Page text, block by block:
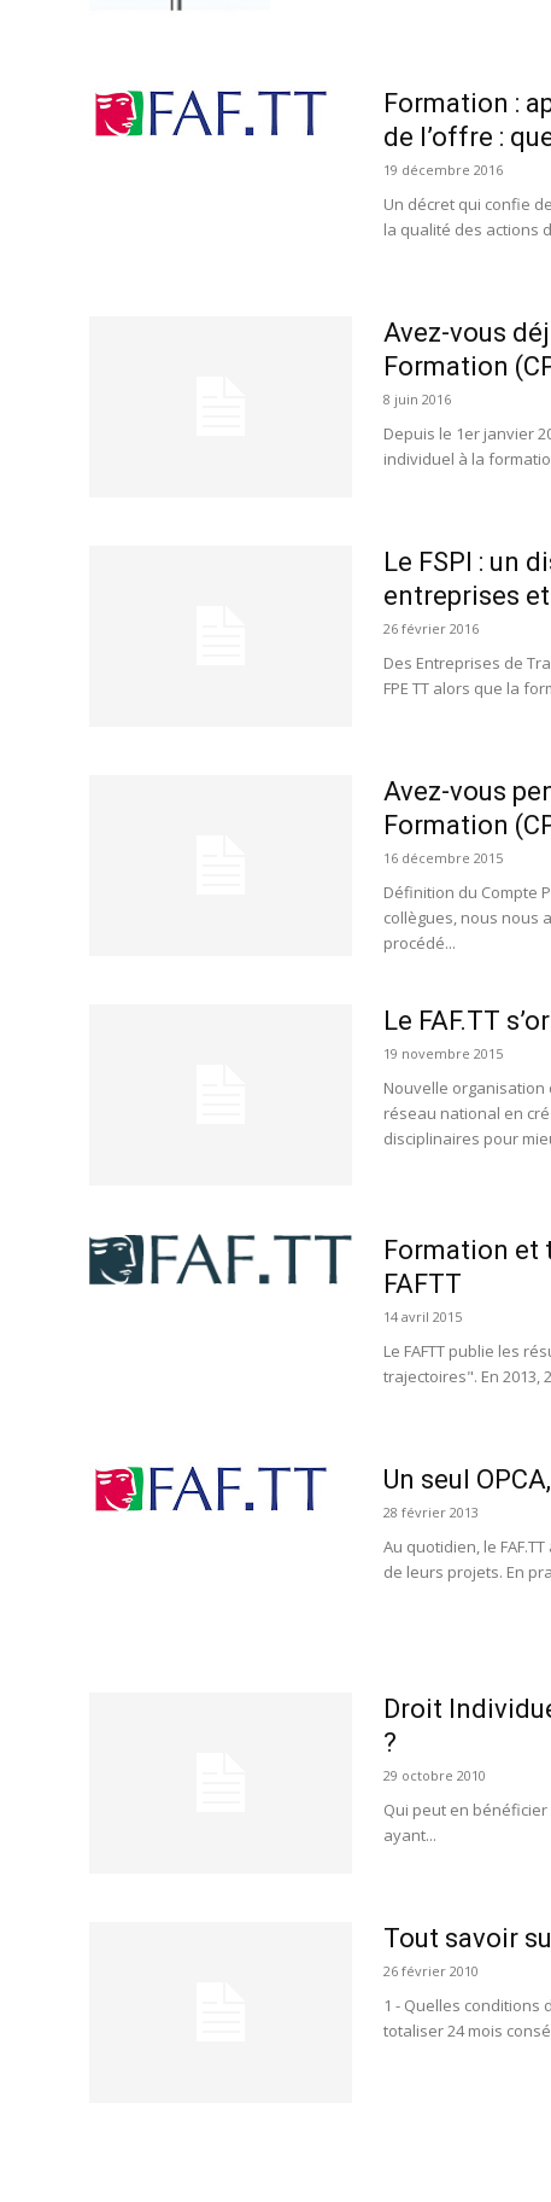
Formation :
de l’offre :
19 décembre 2016
Un décret qui confie
la qualité des actions
Avez-vous
Formation
8 juin 2016
Depuis le 1er janvier
individuel à la
Le FSPI : un
entreprises
26 février 2016
Des Entreprises de
FPE TT alors que la
Avez-vous
Formation
16 décembre 2015
Définition du Compte
collègues, nous nous
procédé...
Le FAF.TT
19 novembre 2015
Nouvelle organisation
réseau national en
disciplinaires pour
Formation et
FAFTT
14 avril 2015
Le FAFTT publie les
trajectoires". En 2013,
Un seul
28 février 2013
Au quotidien, le
de leurs projets. En
Droit
?
29 octobre 2010
Qui peut en bénéficier
ayant...
Tout savoir
26 février 2010
1 - Quelles conditions
totaliser 24 mois